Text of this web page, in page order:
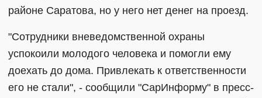
районе Саратова, но у него нет денег на проезд.
"Сотрудники вневедомственной охраны
успокоили молодого человека и помогли ему
доехать до дома. Привлекать к ответственности
его не стали", - сообщили "СарИнформу" в пресс-